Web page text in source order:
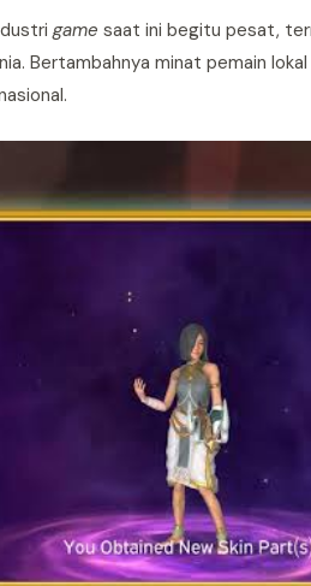
game saat ini begitu pesat,
Bertambahnya minat pemain